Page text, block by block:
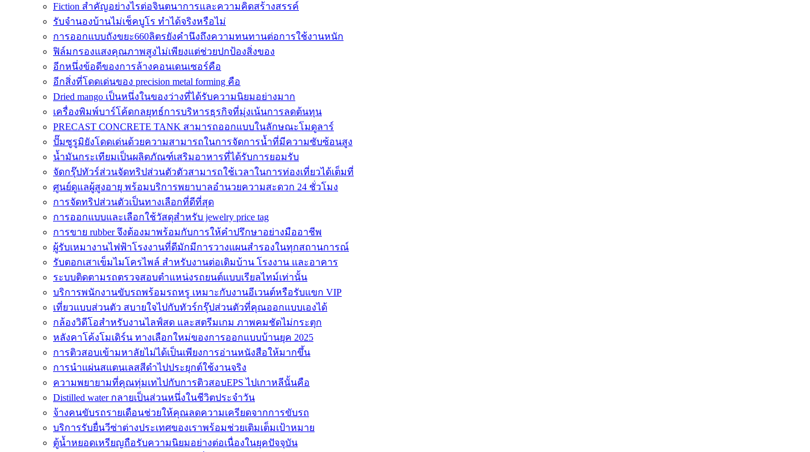
Fiction สำคัญอย่างไรต่อจินตนาการและความคิดสร้างสรรค์
รับจำนองบ้านไม่เช็คบูโร ทำได้จริงหรือไม่
การออกแบบถังขยะ660ลิตรยังคำนึงถึงความทนทานต่อการใช้งานหนัก
ฟิล์มกรองแสงคุณภาพสูงไม่เพียงแต่ช่วยปกป้องสิ่งของ
อีกหนึ่งข้อดีของการล้างคอนเดนเซอร์คือ
อีกสิ่งที่โดดเด่นของ precision metal forming คือ
Dried mango เป็นหนึ่งในของว่างที่ได้รับความนิยมอย่างมาก
เครื่องพิมพ์บาร์โค้ดกลยุทธ์การบริหารธุรกิจที่มุ่งเน้นการลดต้นทุน
PRECAST CONCRETE TANK สามารถออกแบบในลักษณะโมดูลาร์
ปั๊มซูรูมิยังโดดเด่นด้วยความสามารถในการจัดการน้ำที่มีความซับซ้อนสูง
น้ำมันกระเทียมเป็นผลิตภัณฑ์เสริมอาหารที่ได้รับการยอมรับ
จัดกรุ๊ปทัวร์ส่วนจัดทริปส่วนตัวตัวสามารถใช้เวลาในการท่องเที่ยวได้เต็มที่
ศูนย์ดูแลผู้สูงอายุ พร้อมบริการพยาบาลอำนวยความสะดวก 24 ชั่วโมง
การจัดทริปส่วนตัวเป็นทางเลือกที่ดีที่สุด
การออกแบบและเลือกใช้วัสดุสำหรับ jewelry price tag
การขาย rubber จึงต้องมาพร้อมกับการให้คำปรึกษาอย่างมืออาชีพ
ผู้รับเหมางานไฟฟ้าโรงงานที่ดีมักมีการวางแผนสำรองในทุกสถานการณ์
รับตอกเสาเข็มไมโครไพล์ สำหรับงานต่อเติมบ้าน โรงงาน และอาคาร
ระบบติดตามรถตรวจสอบตำแหน่งรถยนต์แบบเรียลไทม์เท่านั้น
บริการพนักงานขับรถพร้อมรถหรู เหมาะกับงานอีเวนต์หรือรับแขก VIP
เที่ยวแบบส่วนตัว สบายใจไปกับทัวร์กรุ๊ปส่วนตัวที่คุณออกแบบเองได้
กล้องวิดีโอสำหรับงานไลฟ์สด และสตรีมเกม ภาพคมชัดไม่กระตุก
หลังคาโค้งโมเดิร์น ทางเลือกใหม่ของการออกแบบบ้านยุค 2025
การติวสอบเข้ามหาลัยไม่ได้เป็นเพียงการอ่านหนังสือให้มากขึ้น
การนำแผ่นสแตนเลสสีดำไปประยุกต์ใช้งานจริง
ความพยายามที่คุณทุ่มเทไปกับการติวสอบEPS ไปเกาหลีนั้นคือ
Distilled water กลายเป็นส่วนหนึ่งในชีวิตประจำวัน
จ้างคนขับรถรายเดือนช่วยให้คุณลดความเครียดจากการขับรถ
บริการรับยื่นวีซ่าต่างประเทศของเราพร้อมช่วยเติมเต็มเป้าหมาย
ตู้น้ำหยอดเหรียญถือรับความนิยมอย่างต่อเนื่องในยุคปัจจุบัน